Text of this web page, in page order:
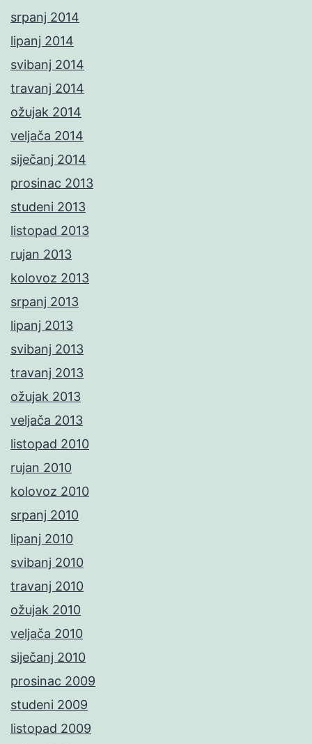
srpanj 2014
lipanj 2014
svibanj 2014
travanj 2014
ožujak 2014
veljača 2014
siječanj 2014
prosinac 2013
studeni 2013
listopad 2013
rujan 2013
kolovoz 2013
srpanj 2013
lipanj 2013
svibanj 2013
travanj 2013
ožujak 2013
veljača 2013
listopad 2010
rujan 2010
kolovoz 2010
srpanj 2010
lipanj 2010
svibanj 2010
travanj 2010
ožujak 2010
veljača 2010
siječanj 2010
prosinac 2009
studeni 2009
listopad 2009